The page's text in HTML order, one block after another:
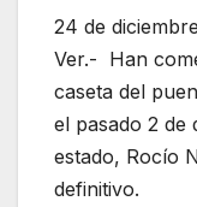
24 de
Ver.- Han
caseta del
el pasado 2 de
estado, Rocío
definitivo.